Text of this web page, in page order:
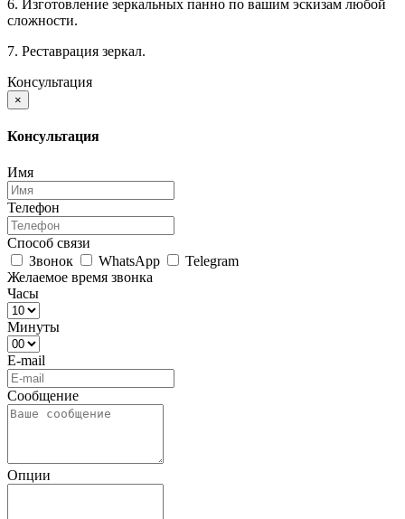
6. Изготовление зеркальных панно по вашим эскизам любой
сложности.
7. Реставрация зеркал.
Консультация
×
Консультация
Имя
Телефон
Способ связи
Звонок
WhatsApp
Telegram
Желаемое время звонка
Часы
Минуты
E-mail
Сообщение
Опции